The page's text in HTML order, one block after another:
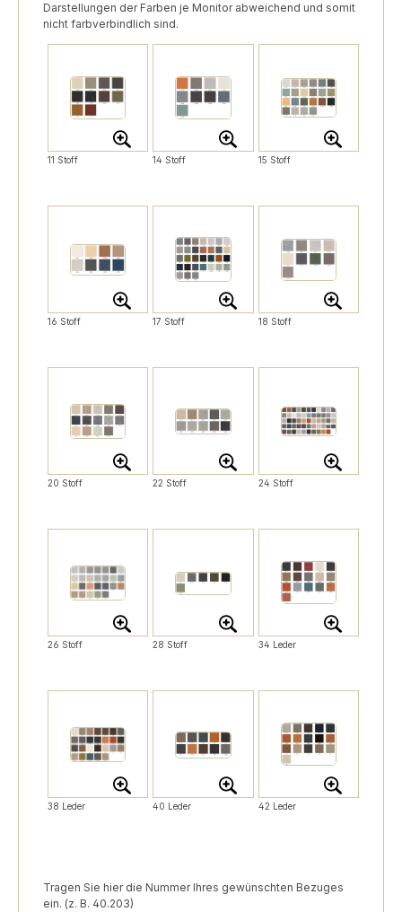
Darstellungen der Farben je Monitor abweichend und somit
nicht farbverbindlich sind.
11 Stoff 14 Stoff 15 Stoff
16 Stoff 17 Stoff 18 Stoff
20 Stoff 22 Stoff 24 Stoff
26 Stoff 28 Stoff 34 Leder
38 Leder 40 Leder 42 Leder
Tragen Sie hier die Nummer Ihres gewünschten Bezuges
ein. (z. B. 40.203)